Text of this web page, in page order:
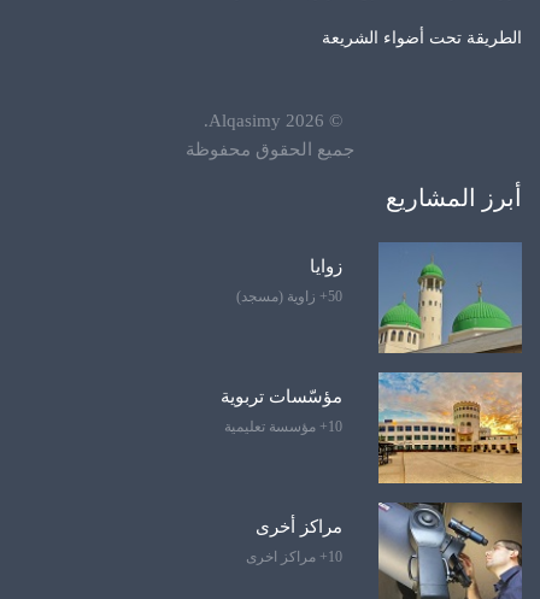
الطريقة تحت أضواء الشريعة
©
2026
Alqasimy
.
جميع الحقوق محفوظة
أبرز المشاريع
زوايا
50+ زاوية (مسجد)
مؤسّسات تربوية
10+ مؤسسة تعليمية
مراكز أخرى
10+ مراكز اخرى